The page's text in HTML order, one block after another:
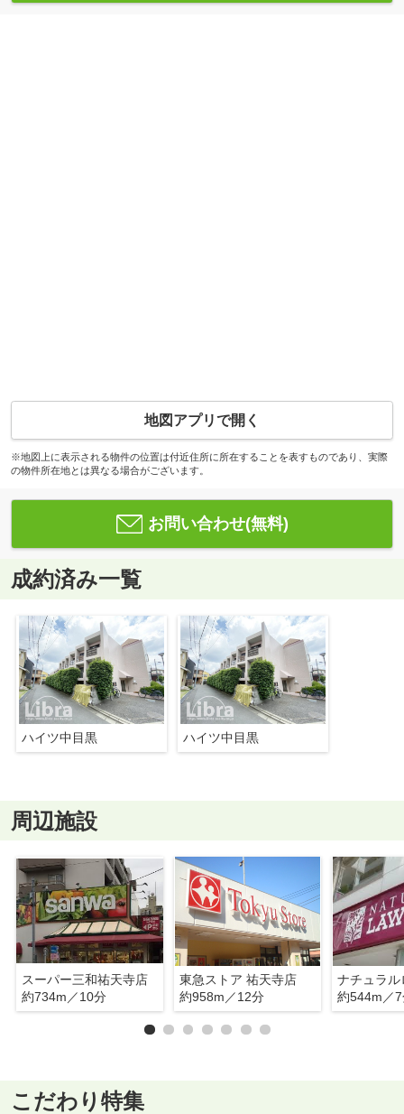
地図アプリで開く
※地図上に表示される物件の位置は付近住所に所在することを表すものであり、実際
の物件所在地とは異なる場合がございます。
お問い合わせ(無料)
成約済み一覧
ハイツ中目黒 ハイツ中目黒
周辺施設
スーパー三和祐天寺店
約734m／10分
東急ストア 祐天寺店
約958m／12分
約544m／
こだわり特集